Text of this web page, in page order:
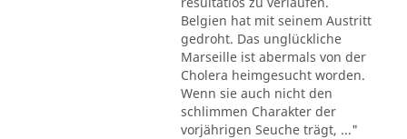
Belgien hat mit seinem Austritt
gedroht. Das unglückliche
Marseille ist abermals von der
Cholera heimgesucht worden.
Wenn sie auch nicht den
schlimmen Charakter der
vorjährigen Seuche trägt, ..."